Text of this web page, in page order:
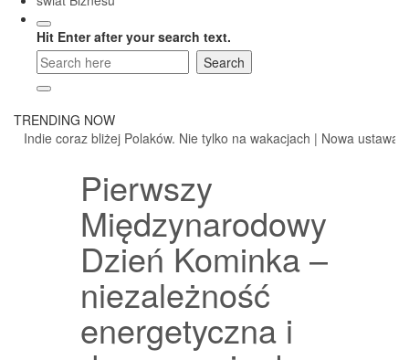
Hit Enter after your search text.
TRENDING NOW
Indie coraz bliżej Polaków. Nie tylko na wakacjach| Nowa ustawa
Pierwszy
Międzynarodowy
Dzień Kominka –
niezależność
energetyczna i